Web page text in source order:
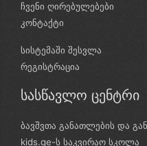
ჩვენი ღირებულებები
კონტაქტი
სისტემაში შესვლა
რეგისტრაცია
სასწავლო ცენტრი
ბავშვთა განათლების და
kids.ge-ს საკვირაო სკოლა